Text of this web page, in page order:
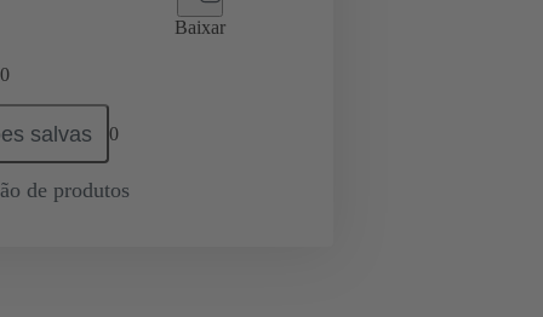
Baixar
0
salvas 0
de produtos